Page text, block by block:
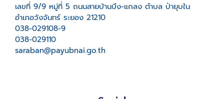
เลขที่ 9/9 หมู่ที่ 5 ถนนสายบ้านบึง-แกลง ตำบล ป่ายุบใน
อำเภอวังจันทร์ ระยอง 21210
038-029108-9
038-029110
saraban@payubnai.go.th